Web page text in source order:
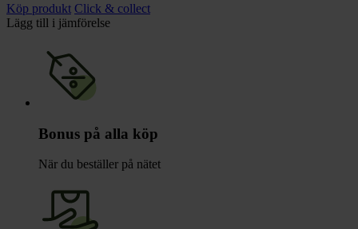
Köp produkt Click & collect
Lägg till i jämförelse
Bonus på alla köp
När du beställer på nätet